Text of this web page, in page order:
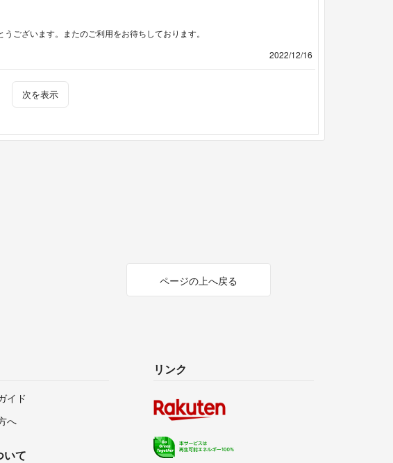
ございます。またのご利用をお待ちしております。
2022/12/16
次を表示
ページの上へ戻る
イド
へ
いて
リンク